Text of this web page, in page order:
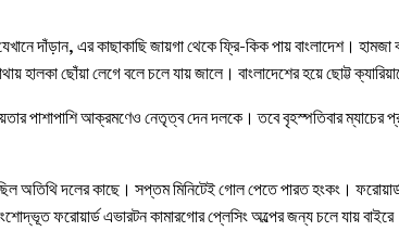
দাঁড়ান, এর কাছাকাছি জায়গা থেকে ফ্রি-কিক পায় বাংলাদেশ।
হালকা ছোঁয়া লেগে বলে চলে যায় জালে। বাংলাদেশের হয়ে ছোট্ট
পাশাপাশি আক্রমণেও নেতৃত্ব দেন দলকে। তবে বৃহস্পতিবার ম্যাচের
অতিথি দলের কাছে। সপ্তম মিনিটেই গোল পেতে পারত হংকং।
ফরোয়ার্ড এভারটন কামারগোর প্লেসিং অল্পের জন্য চলে যায়